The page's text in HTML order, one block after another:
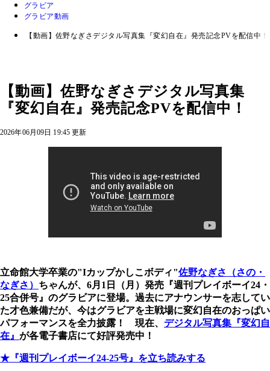
グラビア
グラビア動画
【動画】佐野なぎさデジタル写真集『変幻自在』発売記念PVを配信中！
【動画】佐野なぎさデジタル写真集
『変幻自在』発売記念PVを配信中！
2026年06月09日 19:45 更新
立命館大学卒業の"Iカップかしこボディ"佐野なぎさ（さの・
なぎさ） ちゃんが、6月1日（月）発売『週刊プレイボーイ24・
25合併号』のグラビアに登場。過去にアナウンサーを志してい
た才色兼備だが、今はグラビアを主戦場に変幻自在のおっぱい
パフォーマンスを全力披露！ 現在、 デジタル写真集『変幻自
在』 が各電子書店にて好評発売中！
★『週刊プレイボーイ24-25号』を立ち読みする